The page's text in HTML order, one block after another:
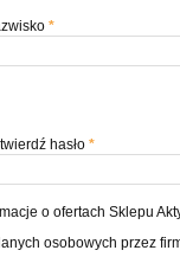
*
*
hasło
o ofertach Sklepu
osobowych przez